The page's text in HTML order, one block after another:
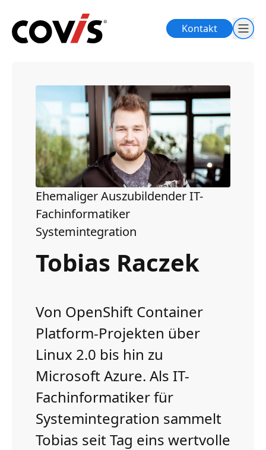
Kontakt
Ehemaliger Auszubildender IT-
Fachinformatiker
Systemintegration
Tobias Raczek
Von OpenShift Container
Platform-Projekten über
Linux 2.0 bis hin zu
Microsoft Azure. Als IT-
Fachinformatiker für
Systemintegration sammelt
Tobias seit Tag eins wertvolle